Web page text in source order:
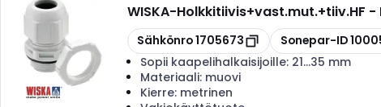
WISKA-Holkkitiivis+vast.mut.+tiiv.HF -
Kopioi
Sähkönro1705673 Kopioi
Sonepar-ID
Sopii kaapelihalkaisijoille: 21...35 mm
Materiaali: muovi
Kierre: metrinen